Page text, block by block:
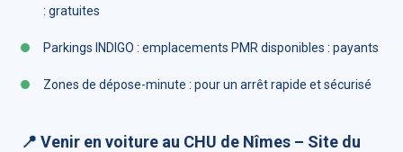
: gratuites
Parkings INDIGO : emplacements PMR disponibles : payants
Zones de dépose-minute : pour un arrêt rapide et sécurisé
📍 Venir en voiture au CHU de Nîmes – Site du